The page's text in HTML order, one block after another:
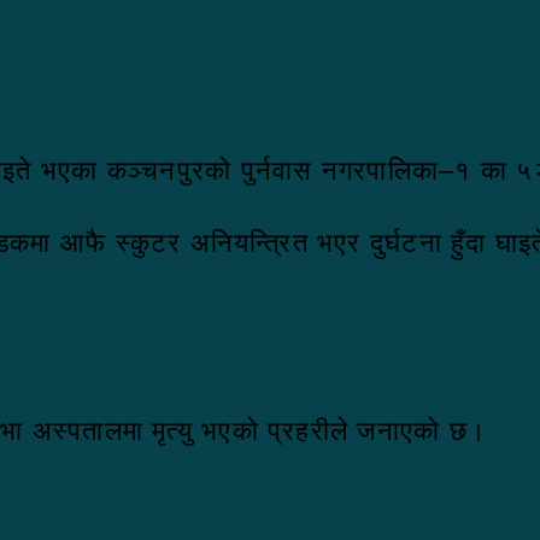
भएका कञ्चनपुरको पुर्नवास नगरपालिका–१ का
आफै स्कुटर अनियन्त्रित भएर दुर्घटना हुँदा
अस्पतालमा मृत्यु भएको प्रहरीले जनाएको छ।